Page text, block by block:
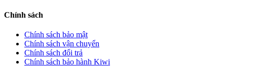
Chính sách
Chính sách bảo mật
Chính sách vận chuyển
Chính sách đổi trả
Chính sách bảo hành Kiwi